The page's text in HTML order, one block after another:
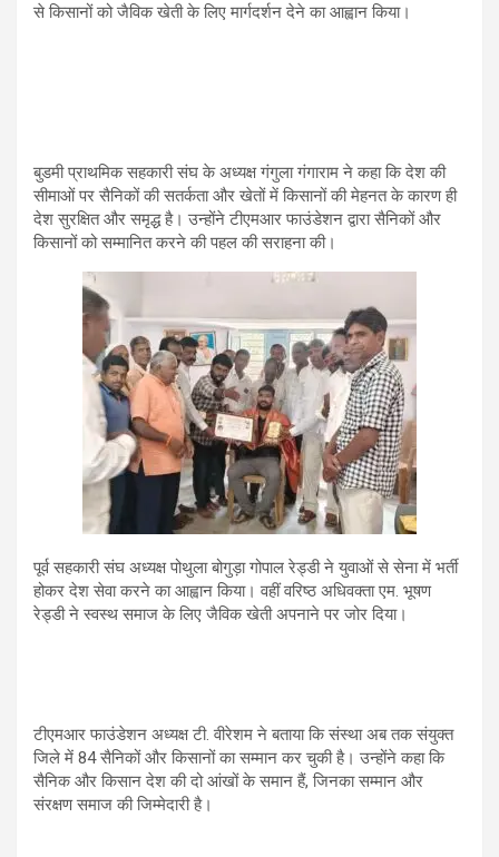
से किसानों को जैविक खेती के लिए मार्गदर्शन देने का आह्वान किया।
बुडमी प्राथमिक सहकारी संघ के अध्यक्ष गंगुला गंगाराम ने कहा कि देश की
सीमाओं पर सैनिकों की सतर्कता और खेतों में किसानों की मेहनत के कारण ही
देश सुरक्षित और समृद्ध है। उन्होंने टीएमआर फाउंडेशन द्वारा सैनिकों और
किसानों को सम्मानित करने की पहल की सराहना की।
पूर्व सहकारी संघ अध्यक्ष पोथुला बोगुड़ा गोपाल रेड्डी ने युवाओं से सेना में भर्ती
होकर देश सेवा करने का आह्वान किया। वहीं वरिष्ठ अधिवक्ता एम. भूषण
रेड्डी ने स्वस्थ समाज के लिए जैविक खेती अपनाने पर जोर दिया।
टीएमआर फाउंडेशन अध्यक्ष टी. वीरेशम ने बताया कि संस्था अब तक संयुक्त
जिले में 84 सैनिकों और किसानों का सम्मान कर चुकी है। उन्होंने कहा कि
सैनिक और किसान देश की दो आंखों के समान हैं, जिनका सम्मान और
संरक्षण समाज की जिम्मेदारी है।